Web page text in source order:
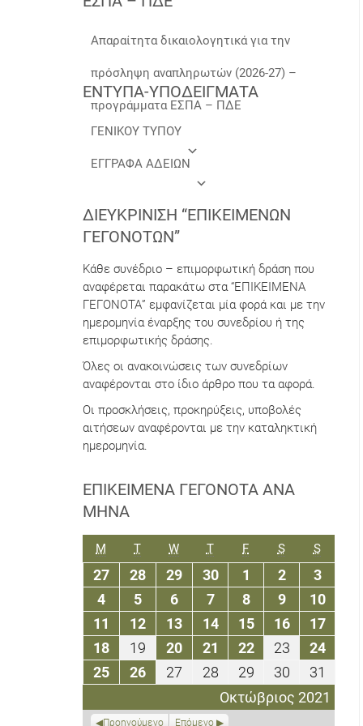
Απαραίτητα δικαιολογητικά για την
πρόσληψη αναπληρωτών (2026-27) –
προγράμματα ΕΣΠΑ – ΠΔΕ
ΕΝΤΥΠΑ-ΥΠΟΔΕΙΓΜΑΤΑ
ΓΕΝΙΚΟΥ ΤΥΠΟΥ
ΕΓΓΡΑΦΑ ΑΔΕΙΩΝ
ΔΙΕΥΚΡΊΝΙΣΗ “ΕΠΙΚΕΊΜΕΝΩΝ
ΓΕΓΟΝΌΤΩΝ”
Κάθε συνέδριο – επιμορφωτική δράση που
αναφέρεται παρακάτω στα “ΕΠΙΚΕΙΜΕΝΑ
ΓΕΓΟΝΟΤΑ” εμφανίζεται μία φορά και με την
ημερομηνία έναρξης του συνεδρίου ή της
επιμορφωτικής δράσης.
Όλες οι ανακοινώσεις των συνεδρίων
αναφέρονται στο ίδιο άρθρο που τα αφορά.
Οι προσκλήσεις, προκηρύξεις, υποβολές
αιτήσεων αναφέρονται με την καταληκτική
ημερομηνία.
ΕΠΙΚΕΊΜΕΝΑ ΓΕΓΟΝΌΤΑ ΑΝΆ
ΜΉΝΑ
Οκτώβριος 2021
M ΔΕΥΤΈΡΑ
TΤΡΊΤΗWΤΕΤΆΡΤΗ
TΠΈΜΠΤΗ
FΠΑΡΑΣΚΕΥΉ
SΣΆΒΒΑΤΟ
SΚΥΡΙΑΚΉ
2727
Σεπτεμβρίου
2021
2828
Σεπτεμβρίου
2021
2929
Σεπτεμβρίου
2021
3030
Σεπτεμβρίου
2021
1
Οκτωβρίου
2021
22
Οκτωβρίου
2021
33
2021
44
Οκτωβρίου
2021
55
Οκτωβρίου
2021
66
Οκτωβρίου
2021
77
Οκτωβρίου
2021
88
Οκτωβρίου
2021
99
Οκτωβρίου
2021
1010
2021
11
Οκτωβρίου
2021
1212
Οκτωβρίου
2021
1313
Οκτωβρίου
2021
1414
Οκτωβρίου
2021
1515
Οκτωβρίου
2021
1616
Οκτωβρίου
2021
1717
2021
1818
Οκτωβρίου
2021
19
Οκτωβρίου
2021
2020
Οκτωβρίου
2021
21
Οκτωβρίου
2021
2222
Οκτωβρίου
2021
2323
Οκτωβρίου
2021
2424
2021
2525
Οκτωβρίου
2626
Οκτωβρίου
27
Οκτωβρίου
2828
Οκτωβρίου
2021
2929
Οκτωβρίου
2021
3030
Οκτωβρίου
2021
31
2021
Προηγούμενο Επόμενο